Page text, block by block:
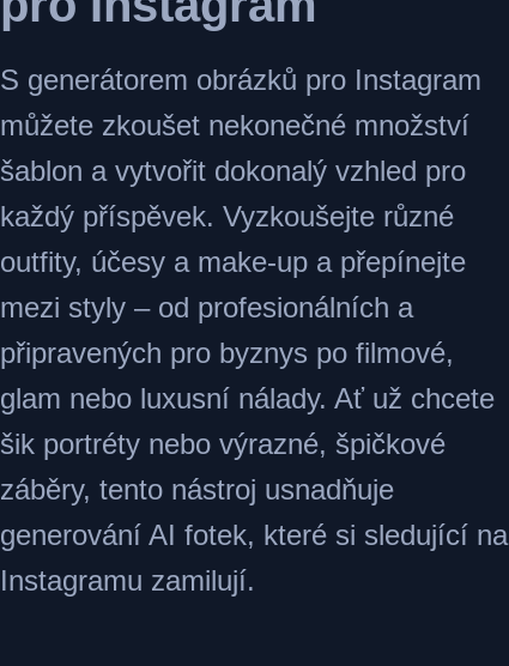
S generátorem obrázků pro Instagram
můžete zkoušet nekonečné množství
šablon a vytvořit dokonalý vzhled pro
každý příspěvek. Vyzkoušejte různé
outfity, účesy a make-up a přepínejte
mezi styly – od profesionálních a
připravených pro byznys po filmové,
glam nebo luxusní nálady. Ať už chcete
šik portréty nebo výrazné, špičkové
záběry, tento nástroj usnadňuje
generování AI fotek, které si sledující na
Instagramu zamilují.